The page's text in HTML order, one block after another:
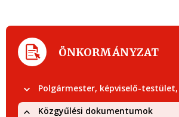
ÖNKORMÁNYZAT
Polgármester, képviselő-
Közgyűlési dokumentumok